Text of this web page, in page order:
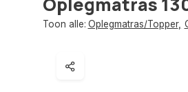
Toon alle: Oplegmatras/Topper,